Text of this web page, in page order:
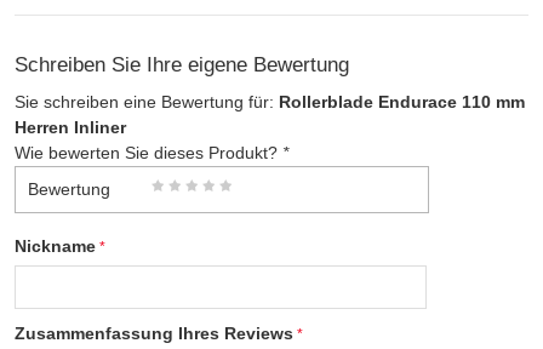
Schreiben Sie Ihre eigene Bewertung
Sie schreiben eine Bewertung für: Rollerblade Endurace 110 mm
Herren Inliner
Wie bewerten Sie dieses Produkt? *
Bewertung
Nickname
Zusammenfassung Ihres Reviews